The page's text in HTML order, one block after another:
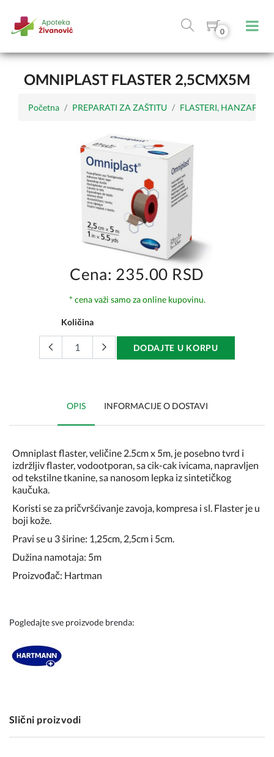
0
OMNIPLAST FLASTER 2,5CMX5M
Početna PREPARATI ZA ZAŠTITU FLASTERI,
Cena: 235.00 RSD
* cena važi samo za online kupovinu.
Količina
DODAJTE U KORPU
OPIS INFORMACIJE O DOSTAVI
Omniplast flaster, veličine 2.5cm x 5m, je posebno tvrd i
izdržljiv flaster, vodootporan, sa cik-cak ivicama, napravljen
od tekstilne tkanine, sa nanosom lepka iz sintetičkog
kaučuka.
Koristi se za pričvršćivanje zavoja, kompresa i sl. Flaster je u
boji kože.
Pravi se u 3 širine: 1,25cm, 2,5cm i 5cm.
Dužina namotaja: 5m
Proizvođač: Hartman
Pogledajte sve proizvode brenda:
Slični proizvodi